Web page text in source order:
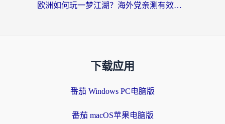
欧洲如何玩一梦江湖？海外党亲测有效的国服游戏加速指南
下载应用
番茄 Windows PC电脑版
番茄 macOS苹果电脑版